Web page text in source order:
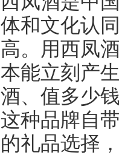
体和文化认
高。用西凤
本能立刻产
酒、值多少
这种品牌自
的礼品选择